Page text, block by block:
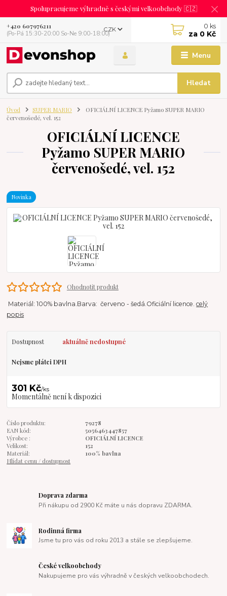
Spolupracujeme výhradně s českými velkoobchody 🇨🇿
Menu
CZK
Hledat
+420 607976211
(Po-Pá 15:30-20:00 So-Ne 9:00-18:00)
0 ks
za 0 Kč
Úvod SUPER MARIO
OFICIÁLNÍ LICENCE Pyžamo SUPER MARIO
červenošedé, vel. 152
OFICIÁLNÍ LICENCE
Pyžamo SUPER MARIO
červenošedé, vel. 152
Novinka
Ohodnotit produkt
Materiál: 100% bavlna.Barva: červeno - šedá.Oficiální licence.celý
popis
Dostupnost aktuálně nedostupné
Nejsme plátci DPH
301 Kč/ks
Momentálně není k dispozici
Číslo produktu:
79278
EAN kód:
5056463447857
Výrobce :
OFICIÁLNÍ LICENCE
Velikost:
152
Materiál:
100% bavlna
Hlídat cenu / dostupnost
Doprava zdarma
Při nákupu od 2900 Kč máte u nás dopravu ZDARMA.
Rodinná firma
Jsme tu pro vás od roku 2013 a stále se zlepšujeme.
České velkoobchody
Nakupujeme pro vás výhradně v českých velkoobchodech.